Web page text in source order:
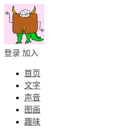
登录 加入
首页
文字
声音
图画
趣味